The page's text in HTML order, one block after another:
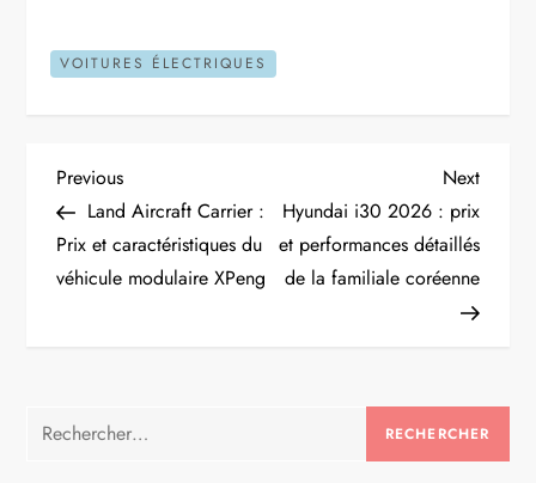
VOITURES ÉLECTRIQUES
N
a
v
g
Previous
Post
Previous
Land Aircraft Carrier :
Prix et caractéristiques du
véhicule modulaire XPeng
Next
Post
Next
Hyundai i30 2026 : prix
et performances détaillés
de la familiale coréenne
Rechercher :